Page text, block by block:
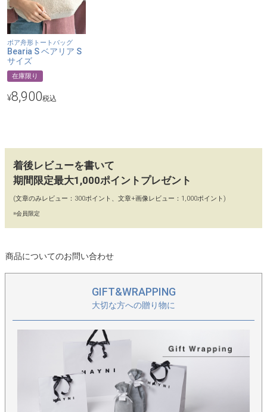
ボア舟形トートバッグ
Bearia S ベアリア S
サイズ
在庫限り
¥8,900税込
着後レビューを書いて
期間限定最大1,000ポイントプレゼント
(文章のみレビュー：300ポイント、文章+画像レビュー：1,000ポイント)
※会員限定
商品についてのお問い合わせ
GIFT&WRAPPING
大切な方への贈り物に